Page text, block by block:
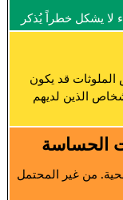
لا يشكل خطراً يُذكر
الملوثات قد يكون
الذين لديهم
الحساسة
من غير المحتمل